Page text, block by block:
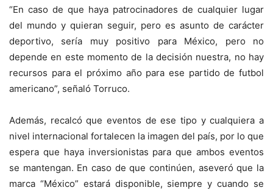
“En caso de que haya patrocinadores de cualquier lugar
del mundo y quieran seguir, pero es asunto de carácter
deportivo, sería muy positivo para México, pero no
depende en este momento de la decisión nuestra, no hay
recursos para el próximo año para ese partido de futbol
americano”, señaló Torruco.
Además, recalcó que eventos de ese tipo y cualquiera a
nivel internacional fortalecen la imagen del país, por lo que
espera que haya inversionistas para que ambos eventos
se mantengan. En caso de que continúen, aseveró que la
marca “México” estará disponible, siempre y cuando se